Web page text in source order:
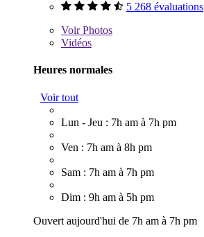
5 268 évaluations
VoirPhotos
Vidéos
Heures normales
Voir tout
Lun - Jeu : 7h am à 7h pm
Ven : 7h am à 8h pm
Sam : 7h am à 7h pm
Dim : 9h am à 5h pm
Ouvert aujourd'hui de 7h am à 7h pm